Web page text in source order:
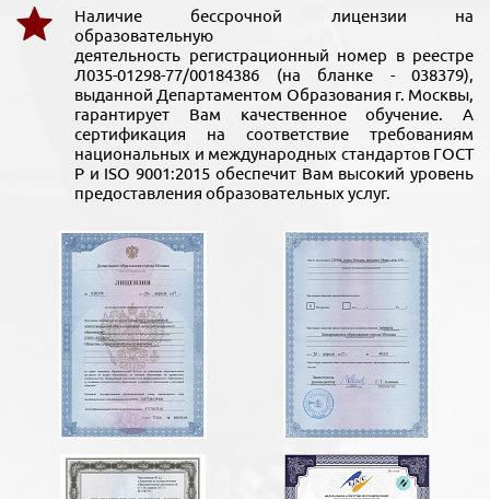
Наличие бессрочной лицензии на
образовательную
деятельность регистрационный номер в реестре
Л035-01298-77/00184386 (на бланке - 038379),
выданной Департаментом Образования г. Москвы,
гарантирует Вам качественное обучение. А
сертификация на соответствие требованиям
национальных и международных стандартов ГОСТ
Р и ISO 9001:2015 обеспечит Вам высокий уровень
предоставления образовательных услуг.